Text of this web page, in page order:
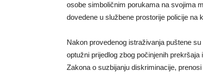
osobe simboličnim porukama na svojima
dovedene u službene prostorije policije na
Nakon provedenog istraživanja puštene
optužni prijedlog zbog počinjenih
Zakona o suzbijanju diskriminacije,